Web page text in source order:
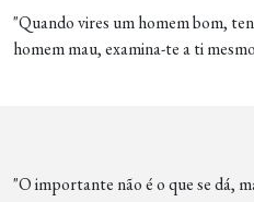
"Quando vires um homem bom,
homem mau, examina-te a ti
"O importante não é o que se dá,